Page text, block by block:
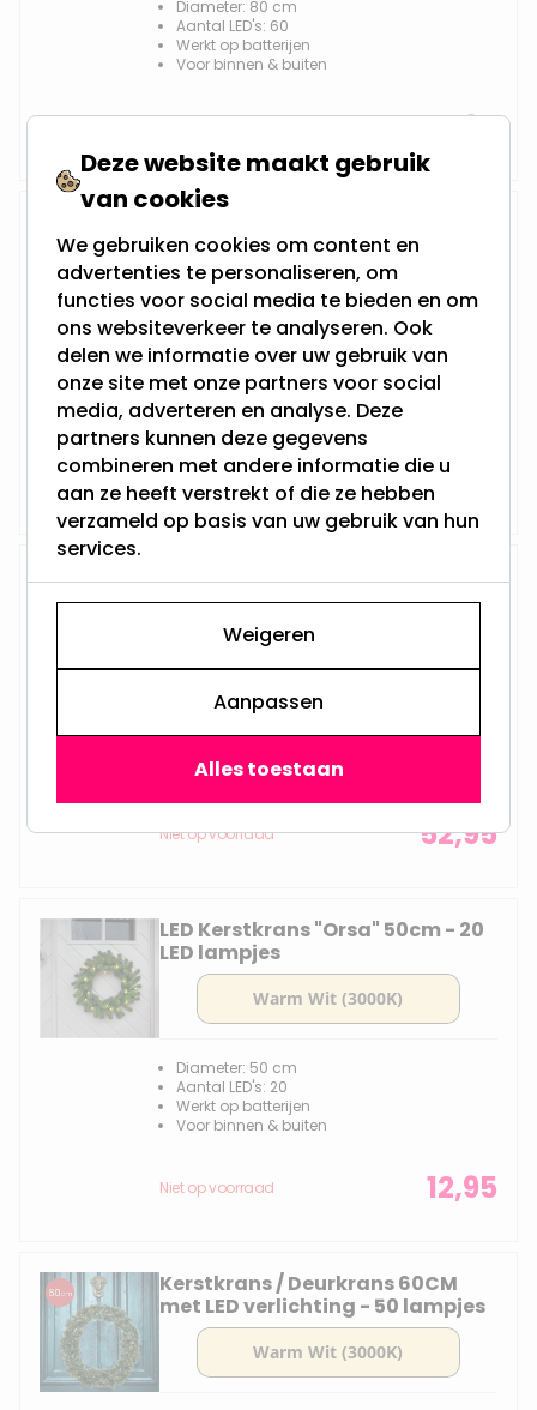
Diameter: 80 cm
Aantal LED's: 60
Werkt op batterijen
Voor binnen & buiten
52,95
50cm - 30 lampjes
Diameter: 50 cm
Aantal LED's: 30
Werkt op netstroom
Voor binnen & buiten
32,95
Verlichte Kerstkrans "Ottawa"
70cm
Diameter: 70 cm
Aantal LED's: 50
Voor binnen & buiten
Niet op voorraad 52,95
LED Kerstkrans "Orsa" 50cm - 20
LED lampjes
Diameter: 50 cm
Aantal LED's: 20
Werkt op batterijen
Voor binnen & buiten
Niet op voorraad 12,95
Kerstkrans / Deurkrans 60CM
met LED verlichting - 50 lampjes
Deze website maakt gebruik
van cookies
We gebruiken cookies om content en
advertenties te personaliseren, om
functies voor social media te bieden en om
ons websiteverkeer te analyseren. Ook
delen we informatie over uw gebruik van
onze site met onze partners voor social
media, adverteren en analyse. Deze
partners kunnen deze gegevens
combineren met andere informatie die u
aan ze heeft verstrekt of die ze hebben
verzameld op basis van uw gebruik van hun
services.
Weigeren
Aanpassen
Alles toestaan